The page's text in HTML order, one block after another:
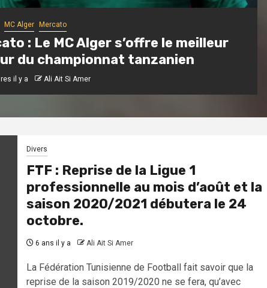
MC Alger Mercato
: Le MC Alger s’offre le meilleur
du championnat tanzanien
il y a Ali Ait Si Amer
Divers
FTF : Reprise de la Ligue 1
professionnelle au mois d’août et la
saison 2020/2021 débutera le 24
octobre.
6 ans il y a Ali Ait Si Amer
La Fédération Tunisienne de Football fait savoir que la
reprise de la saison 2019/2020 ne se fera, qu’avec